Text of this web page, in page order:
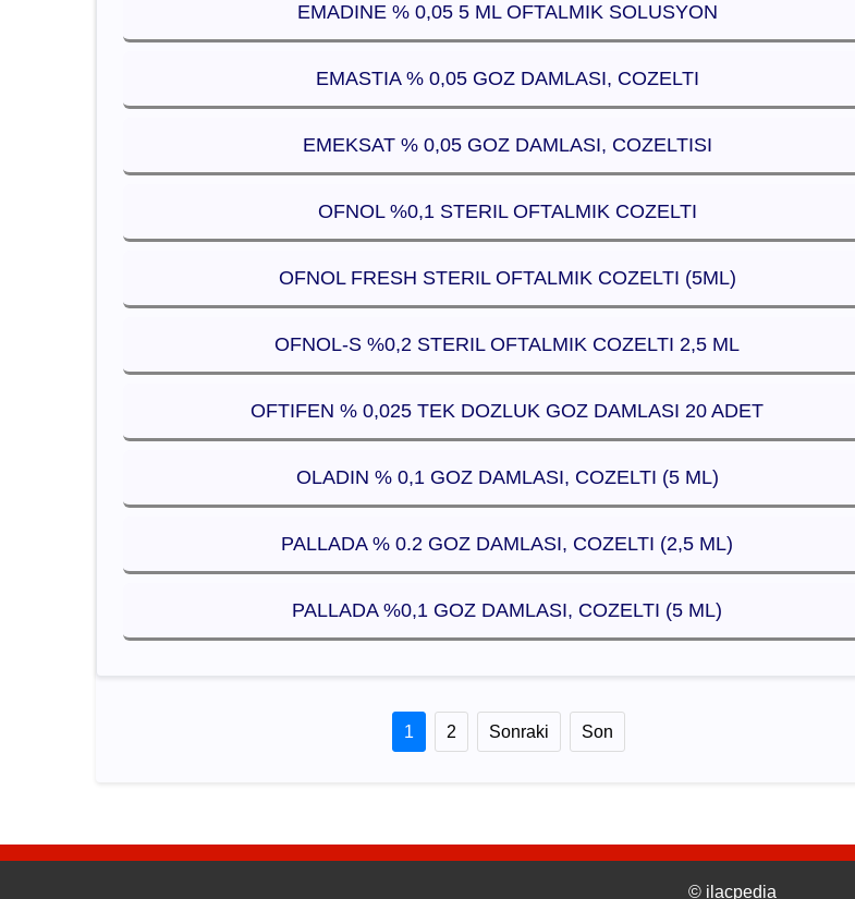
EMADINE % 0,05 5 ML OFTALMIK SOLUSYON
EMASTIA % 0,05 GOZ DAMLASI, COZELTI
EMEKSAT % 0,05 GOZ DAMLASI, COZELTISI
OFNOL %0,1 STERIL OFTALMIK COZELTI
OFNOL FRESH STERIL OFTALMIK COZELTI (5ML)
OFNOL-S %0,2 STERIL OFTALMIK COZELTI 2,5 ML
OFTIFEN % 0,025 TEK DOZLUK GOZ DAMLASI 20 ADET
OLADIN % 0,1 GOZ DAMLASI, COZELTI (5 ML)
PALLADA % 0.2 GOZ DAMLASI, COZELTI (2,5 ML)
PALLADA %0,1 GOZ DAMLASI, COZELTI (5 ML)
1 2 Sonraki Son
© ilacpedia